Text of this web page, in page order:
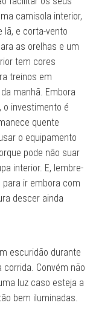
camisola interior,
lã, e corta-vento
as orelhas e um
tem cores
treinos em
manhã. Embora
o investimento é
quente
o equipamento
pode não suar
interior. E, lembre-
ir embora com
descer ainda
escuridão durante
Convém não
luz caso esteja a
bem iluminadas.